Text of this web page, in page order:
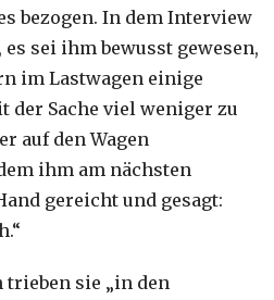
bezogen. In dem Interview
sei ihm bewusst gewesen,
im Lastwagen einige
der Sache viel weniger zu
auf den Wagen
ihm am nächsten
gereicht und gesagt:
sie „in den